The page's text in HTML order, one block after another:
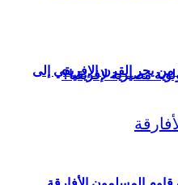
من يجر القرن الإفريقي إلى
مصيرية لإفريقيا؟